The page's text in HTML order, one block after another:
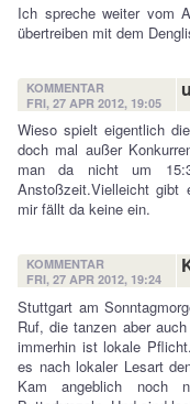
Ich spreche weiter vom
übertreiben mit dem
KOMMENTAR
FRI, 27 APR 2012, 19:05
Wieso spielt eigentlich
doch mal außer
man da nicht um
Anstoßzeit.Vielleicht gibt
mir fällt da keine ein.
KOMMENTAR
FRI, 27 APR 2012, 19:24
Stuttgart am
Ruf, die tanzen aber
immerhin ist lokale
es nach lokaler Lesart
Kam angeblich noch